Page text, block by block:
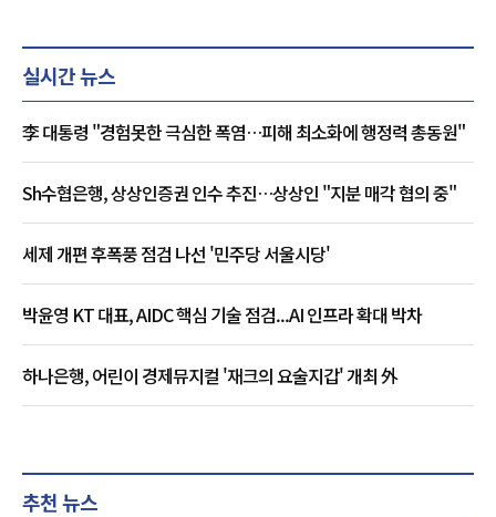
실시간 뉴스
李 대통령 "경험못한 극심한 폭염…피해 최소화에 행정력 총동원"
Sh수협은행, 상상인증권 인수 추진…상상인 "지분 매각 협의 중"
세제 개편 후폭풍 점검 나선 '민주당 서울시당'
박윤영 KT 대표, AIDC 핵심 기술 점검...AI 인프라 확대 박차
하나은행, 어린이 경제뮤지컬 '재크의 요술지갑' 개최 外
추천 뉴스